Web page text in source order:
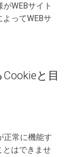
WEBサイト
ってWEBサ
と目
正常に機能す
とはできませ